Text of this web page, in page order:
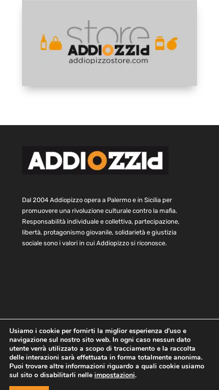
Dal 2004 Addiopizzo opera a Palermo e in Sicilia per
promuovere una rivoluzione culturale contro la mafia.
Responsabilità individuale e collettiva, partecipazione,
libertà, protagonismo giovanile, solidarietà e giustizia
sociale sono i valori in cui Addiopizzo si riconosce.
Home Statuto e bilancio
Contatti
Privacy
Cookie Child Protection Policy
Copyright © 2021 AddioPizzo | Tutti i diritti riservati | Sede
Usiamo i cookie per fornirti la miglior esperienza d'uso e
navigazione sul nostro sito web. In ogni caso nessun dato
utente verrà utilizzato a scopo di tracciamento e la raccolta
delle interazioni sarà effettuata in forma totalmente anonima.
Puoi trovare altre informazioni riguardo a quali cookie usiamo
sul sito o disabilitarli nelle impostazioni.